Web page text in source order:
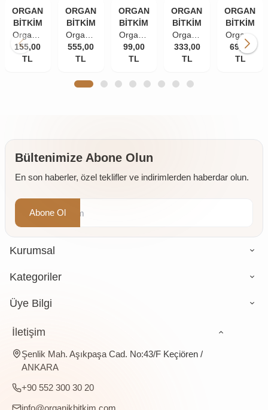
ORGANİK
BİTKİM
Organik
Bitkim
84
Öğütülmüş
gr
155,00
TL
ORGANİK
BİTKİM
Organik
Bitkim
Akgünlük
(Günlük-
555,00
TL
ORGANİK
BİTKİM
Organik
Bitkim
Tane
(İri
99,00
TL
ORGANİK
BİTKİM
Organik
Bitkim
Damla
10 gr
333,00
TL
ORGANİK
BİTKİM
Organik
Bitkim
Zerdeçal
69,00
TL
Bültenimize Abone Olun
En son haberler, özel teklifler ve indirimlerden haberdar olun.
Abone Ol
Kurumsal
Kategoriler
Üye Bilgi
İletişim
Şenlik Mah. Aşıkpaşa Cad. No:43/F Keçiören /
ANKARA
+90 552 300 30 20